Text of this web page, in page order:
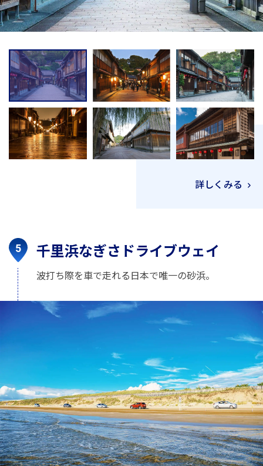
詳しくみる
千里浜なぎさドライブウェイ
波打ち際を車で走れる日本で唯一の砂浜。